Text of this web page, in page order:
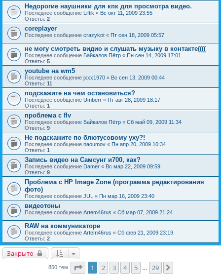
Недорогие наушники для кпк для просмотра видео.
Последнее сообщение Liftik « Вс окт 11, 2009 23:55
Ответы: 2
coreplayer
Последнее сообщение crazykot « Пт сен 18, 2009 05:57
не могу смотреть видио и слушать музыку в контакте((((
Последнее сообщение Байкалов Пётр « Пн сен 14, 2009 17:01
Ответы: 5
youtube на wm5
Последнее сообщение jxxx1970 « Вс сен 13, 2009 00:44
Ответы: 11
подскажите на чем остановиться?
Последнее сообщение Umberr « Пт авг 28, 2009 18:17
Ответы: 1
проблема с flv
Последнее сообщение Байкалов Пётр « Сб май 09, 2009 11:34
Ответы: 9
Не подскажите по блютусовому уху?!
Последнее сообщение naoumov « Пн апр 20, 2009 10:34
Ответы: 1
Запись видео на Самсунг и700, как?
Последнее сообщение Damer « Вс мар 22, 2009 09:59
Ответы: 9
Проблема с HP Image Zone (программа редактирования
фото)
Последнее сообщение JUL « Пн мар 16, 2009 23:40
видеотоны
Последнее сообщение Artem46rus « Сб мар 07, 2009 21:24
RAW на коммуникаторе
Последнее сообщение Artem46rus « Сб фев 21, 2009 23:19
Ответы: 2
Закрыто
850 тем Страница1 из
1 2 3 4 5 29